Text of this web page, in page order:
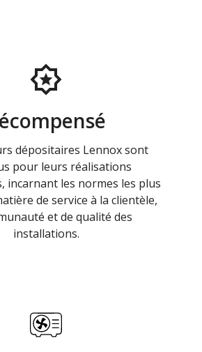
dépositaires Lennox sont
pour leurs réalisations
incarnant les normes les plus
de service à la clientèle,
et de qualité des
installations.